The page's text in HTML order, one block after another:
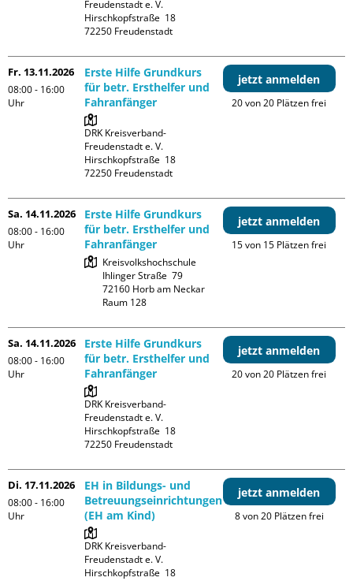
Freudenstadt e. V.
Hirschkopfstraße  18
Fr. 13.11.2026
08:00 - 16:00
Uhr
Erste Hilfe Grundkurs
für betr. Ersthelfer und
Fahranfänger
DRK Kreisverband-
Freudenstadt e. V.
Hirschkopfstraße  18
jetzt anmelden
20 von 20 Plätzen frei
Sa. 14.11.2026
08:00 - 16:00
Uhr
Erste Hilfe Grundkurs
für betr. Ersthelfer und
Fahranfänger
Kreisvolkshochschule
Ihlinger Straße  79
72160 Horb am Neckar
Raum 128
jetzt anmelden
15 von 15 Plätzen frei
Sa. 14.11.2026
08:00 - 16:00
Uhr
Erste Hilfe Grundkurs
für betr. Ersthelfer und
Fahranfänger
DRK Kreisverband-
Freudenstadt e. V.
Hirschkopfstraße  18
jetzt anmelden
20 von 20 Plätzen frei
Di. 17.11.2026
08:00 - 16:00
Uhr
EH in Bildungs- und
Betreuungseinrichtungen
(EH am Kind)
DRK Kreisverband-
Freudenstadt e. V.
Hirschkopfstraße  18
jetzt anmelden
8 von 20 Plätzen frei